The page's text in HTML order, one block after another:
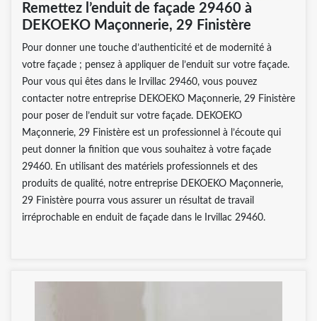
Remettez l’enduit de façade 29460 à
DEKOEKO Maçonnerie, 29 Finistère
Pour donner une touche d’authenticité et de modernité à
votre façade ; pensez à appliquer de l’enduit sur votre façade.
Pour vous qui êtes dans le Irvillac 29460, vous pouvez
contacter notre entreprise DEKOEKO Maçonnerie, 29 Finistère
pour poser de l’enduit sur votre façade. DEKOEKO
Maçonnerie, 29 Finistère est un professionnel à l’écoute qui
peut donner la finition que vous souhaitez à votre façade
29460. En utilisant des matériels professionnels et des
produits de qualité, notre entreprise DEKOEKO Maçonnerie,
29 Finistère pourra vous assurer un résultat de travail
irréprochable en enduit de façade dans le Irvillac 29460.